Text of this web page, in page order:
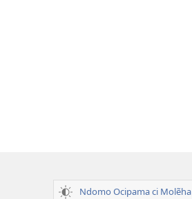
Ndomo Ocipama ci Molẽha